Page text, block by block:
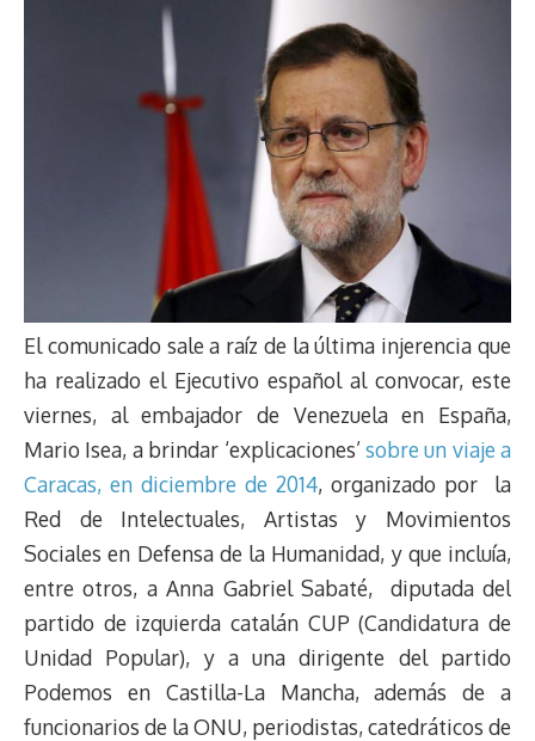
El comunicado sale a raíz de la última injerencia que
ha realizado el Ejecutivo español al convocar, este
viernes, al embajador de Venezuela en España,
Mario Isea, a brindar ‘explicaciones’sobre un viaje a
Caracas, en diciembre de 2014, organizado por la
Red de Intelectuales, Artistas y Movimientos
Sociales en Defensa de la Humanidad, y que incluía,
entre otros, a Anna Gabriel Sabaté, diputada del
partido de izquierda catalán CUP (Candidatura de
Unidad Popular), y a una dirigente del partido
Podemos en Castilla-La Mancha, además de a
funcionarios de la ONU, periodistas, catedráticos de